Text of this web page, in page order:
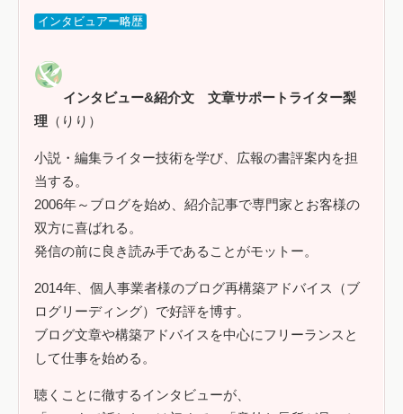
インタビュアー略歴
インタビュー&紹介文 文章サポートライター梨
理 （りり）
小説・編集ライター技術を学び、広報の書評案内を担
当する。
2006年～ブログを始め、紹介記事で専門家とお客様の
双方に喜ばれる。
発信の前に良き読み手であることがモットー。
2014年、個人事業者様のブログ再構築アドバイス（ブ
ログリーディング）で好評を博す。
ブログ文章や構築アドバイスを中心にフリーランスと
して仕事を始める。
聴くことに徹するインタビューが、